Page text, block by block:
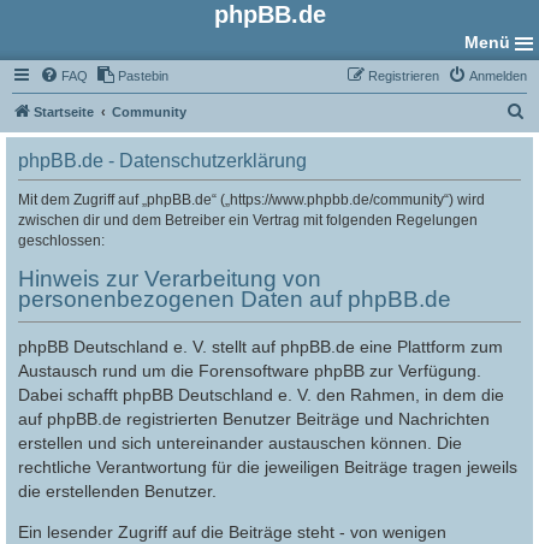
phpBB.de
Menü
FAQ Pastebin Anmelden
Registrieren
Startseite Community
u
phpBB.de - Datenschutzerklärung
Mit dem Zugriff auf „phpBB.de“ („https://www.phpbb.de/community“) wird
zwischen dir und dem Betreiber ein Vertrag mit folgenden Regelungen
geschlossen:
Hinweis zur Verarbeitung von
personenbezogenen Daten auf phpBB.de
phpBB Deutschland e. V. stellt auf phpBB.de eine Plattform zum
Austausch rund um die Forensoftware phpBB zur Verfügung.
Dabei schafft phpBB Deutschland e. V. den Rahmen, in dem die
auf phpBB.de registrierten Benutzer Beiträge und Nachrichten
erstellen und sich untereinander austauschen können. Die
rechtliche Verantwortung für die jeweiligen Beiträge tragen jeweils
die erstellenden Benutzer.
Ein lesender Zugriff auf die Beiträge steht - von wenigen